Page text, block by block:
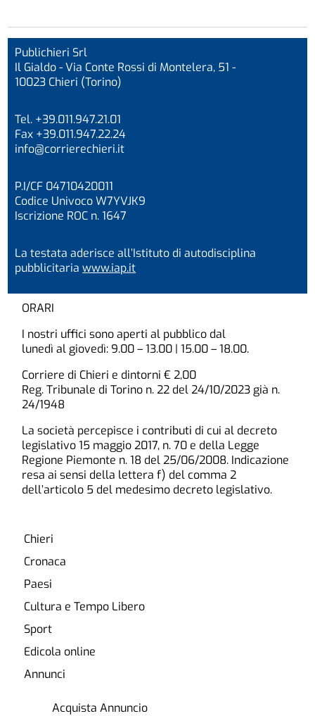
Publichieri Srl
Il Gialdo - Via Conte Rossi di Montelera, 51 -
10023 Chieri (Torino)
Tel. +39.011.947.21.01
Fax +39.011.947.22.24
info@corrierechieri.it
P.I/CF 04710420011
Codice Univoco W7YVJK9
Iscrizione ROC n. 1647
La testata aderisce all’Istituto di autodisciplina
pubblicitariawww.iap.it
ORARI
I nostri uffici sono aperti al pubblico dal
lunedì al giovedì: 9.00 – 13.00 | 15.00 – 18.00.
Corriere di Chieri e dintorni € 2,00
Reg. Tribunale di Torino n. 22 del 24/10/2023 già n.
24/1948
La società percepisce i contributi di cui al decreto
legislativo 15 maggio 2017, n. 70 e della Legge
Regione Piemonte n. 18 del 25/06/2008. Indicazione
resa ai sensi della lettera f) del comma 2
dell’articolo 5 del medesimo decreto legislativo.
Chieri
Cronaca
Paesi
Cultura e Tempo Libero
Sport
Edicola online
Annunci
Acquista Annuncio